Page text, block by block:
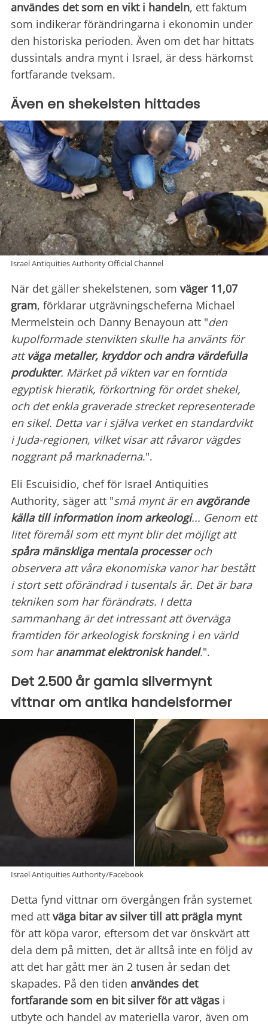
användes det som en vikt i handeln, ett faktum
som indikerar förändringarna i ekonomin under
den historiska perioden. Även om det har hittats
dussintals andra mynt i Israel, är dess härkomst
fortfarande tveksam.
Även en shekelsten hittades
Israel Antiquities Authority Official Channel
När det gäller shekelstenen, som väger 11,07
gram, förklarar utgrävningscheferna Michael
Mermelstein och Danny Benayoun att "den
kupolformade stenvikten skulle ha använts för
attväga metaller, kryddor och andra värdefulla
produkter. Märket på vikten var en forntida
egyptisk hieratik, förkortning för ordet shekel,
och det enkla graverade strecket representerade
en sikel. Detta var i själva verket en standardvikt
i Juda-regionen, vilket visar att råvaror vägdes
noggrant på marknaderna.".
Eli Escuisidio, chef för Israel Antiquities
Authority, säger att "små mynt är en avgörande
källa till information inom arkeologi... Genom ett
litet föremål som ett mynt blir det möjligt att
spåra mänskliga mentala processeroch
observera att våra ekonomiska vanor har bestått
i stort sett oförändrad i tusentals år. Det är bara
tekniken som har förändrats. I detta
sammanhang är det intressant att överväga
framtiden för arkeologisk forskning i en värld
som haranammat elektronisk handel.".
Det 2.500 år gamla silvermynt
vittnar om antika handelsformer
Israel Antiquities Authority/Facebook
Detta fynd vittnar om övergången från systemet
med att väga bitar av silver till att prägla mynt
för att köpa varor, eftersom det var önskvärt att
dela dem på mitten, det är alltså inte en följd av
att det har gått mer än 2 tusen år sedan det
skapades. På den tiden användes det
fortfarande som en bit silver för att vägas i
utbyte och handel av materiella varor, även om